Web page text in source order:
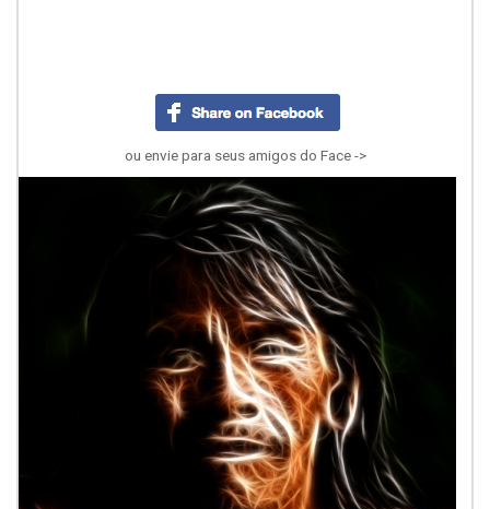
ou envie para seus amigos do Face ->